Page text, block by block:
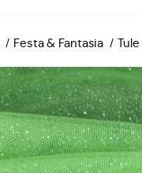
Festa & Fantasia Tule